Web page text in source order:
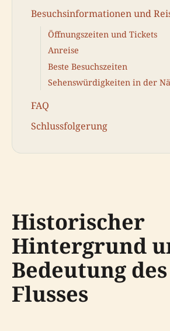
Besuchsinformationen und
Öffnungszeiten und Tickets
Anreise
Beste Besuchszeiten
Sehenswürdigkeiten in der
FAQ
Schlussfolgerung
Historischer
Hintergrund
Bedeutung
Flusses